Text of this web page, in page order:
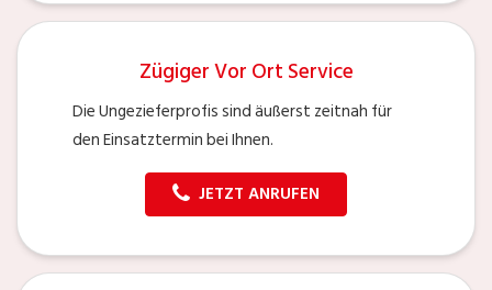
Zügiger Vor Ort Service
Die Ungezieferprofis sind äußerst zeitnah für
den Einsatztermin bei Ihnen.
JETZT ANRUFEN